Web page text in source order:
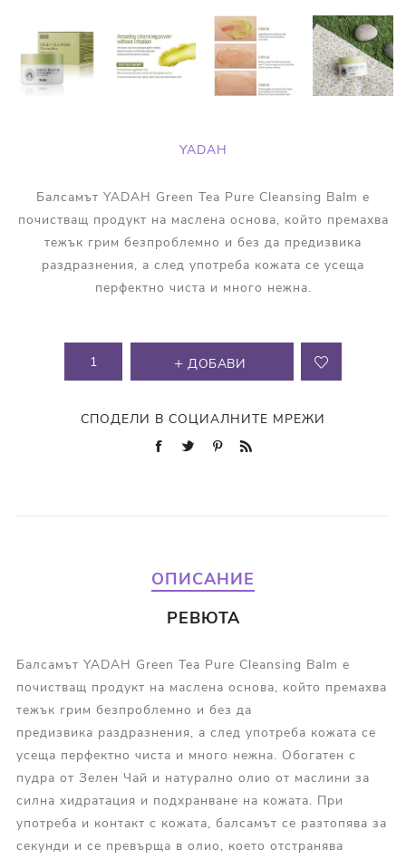
YADAH
Балсамът YADAH Green Tea Pure Cleansing Balm е
почистващ продукт на маслена основа, който премахва
тежък грим безпроблемно и без да предизвика
раздразнения, а след употреба кожата се усеща
перфектно чиста и много нежна.
ДОБАВИ
СПОДЕЛИ В СОЦИАЛНИТЕ МРЕЖИ
ОПИСАНИЕ
РЕВЮТА
Балсамът YADAH Green Tea Pure Cleansing Balm е
почистващ продукт на маслена основа, който премахва
тежък грим безпроблемно и без да
предизвика раздразнения, а след употреба кожата се
усеща перфектно чиста и много нежна. Обогатен с
пудра от Зелен Чай и натурално олио от маслини за
силна хидратация и подхранване на кожата. При
употреба и контакт с кожата, балсамът се разтопява за
секунди и се превърща в олио, което отстранява